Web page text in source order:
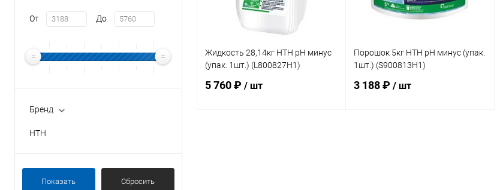
От До
Бренд
HTH
Показать Сбросить
Жидкость 28,14кг HTH pH минус
(упак. 1шт.) (L800827H1)
5 760 ₽ / шт
Порошок 5кг HTH рН минус (упак.
1шт.) (S900813H1)
3 188 ₽ / шт